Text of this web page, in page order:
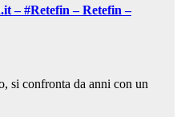
– #Retefin – Retefin –
si confronta da anni con un